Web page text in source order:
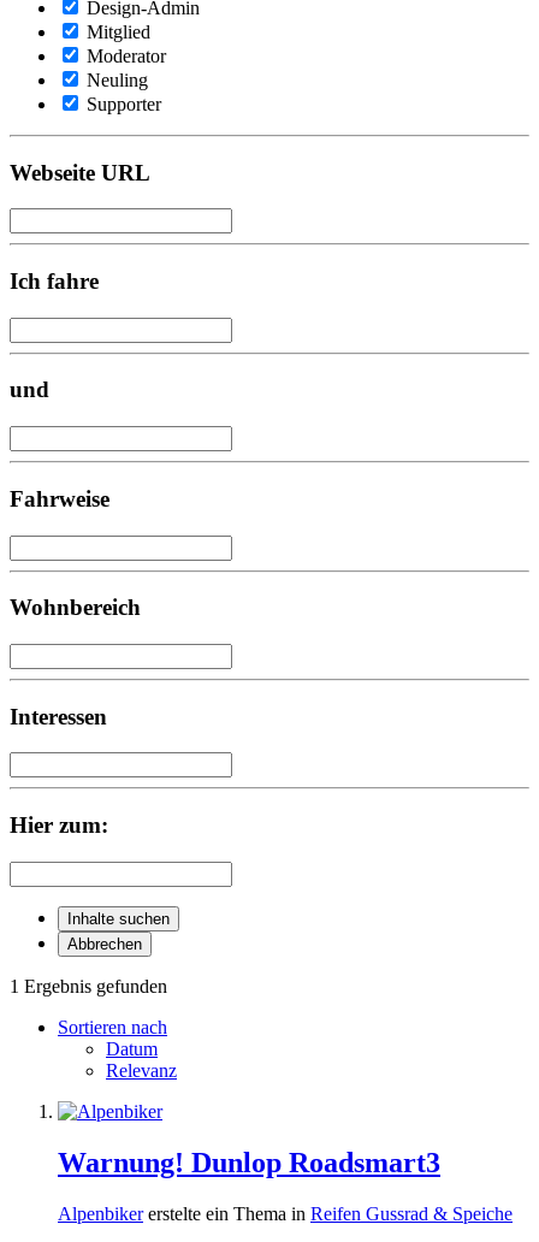
Design-Admin
Mitglied
Moderator
Neuling
Supporter
Webseite URL
Ich fahre
und
Fahrweise
Wohnbereich
Interessen
Hier zum:
Inhalte suchen
Abbrechen
1 Ergebnis gefunden
Sortieren nach
Datum
Relevanz
Warnung! Dunlop Roadsmart3
Alpenbikererstelte ein Thema in Reifen Gussrad & Speiche